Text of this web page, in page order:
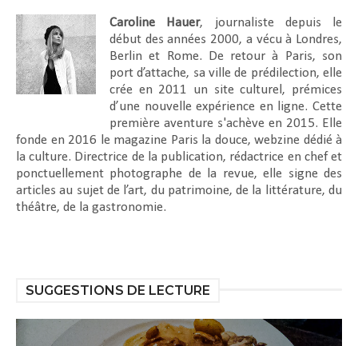
Caroline Hauer, journaliste depuis le
début des années 2000, a vécu à Londres,
Berlin et Rome. De retour à Paris, son
port d’attache, sa ville de prédilection, elle
crée en 2011 un site culturel, prémices
d’une nouvelle expérience en ligne. Cette
première aventure s'achève en 2015. Elle
fonde en 2016 le magazine Paris la douce, webzine dédié à
la culture. Directrice de la publication, rédactrice en chef et
ponctuellement photographe de la revue, elle signe des
articles au sujet de l’art, du patrimoine, de la littérature, du
théâtre, de la gastronomie.
SUGGESTIONS DE LECTURE